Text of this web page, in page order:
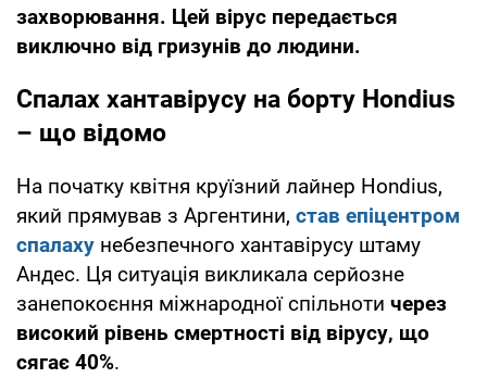
захворювання. Цей вірус передається
виключно від гризунів до людини.
Спалах хантавірусу на борту Hondius
– що відомо
На початку квітня круїзний лайнер Hondius,
який прямував з Аргентини, став епіцентром
спалаху небезпечного хантавірусу штаму
Андес. Ця ситуація викликала серйозне
занепокоєння міжнародної спільноти через
високий рівень смертності від вірусу, що
сягає 40%.